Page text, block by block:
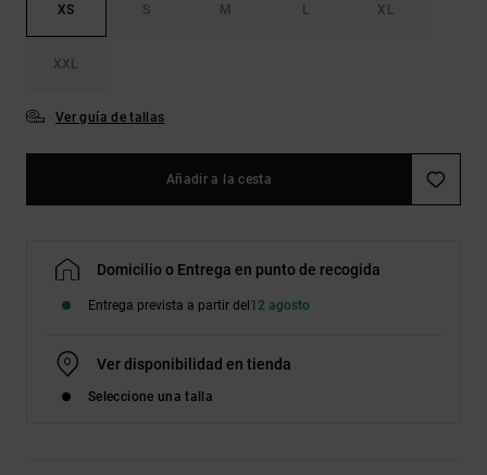
XS S M L XL
XXL
Ver guía de tallas
Añadir a la cesta
Domicilio o Entrega en punto de recogida
Entrega prevista a partir del12 agosto
Ver disponibilidad en tienda
Seleccione una talla